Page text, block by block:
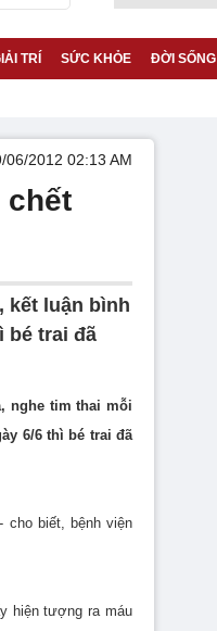
TRÍ SỨC KHỎE ĐỜI SỐNG
06/2012 02:13 AM
chết
kết luận bình
bé trai đã
nghe tim thai mỗi
6/6 thì bé trai đã
cho biết, bệnh viện
hiện tượng ra máu